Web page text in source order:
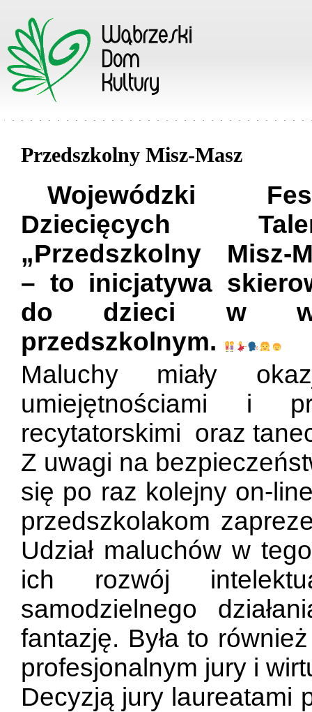
Przedszkolny Misz-Masz
Wojewódzki
Dziecięcych
„Przedszkolny Misz-
– to inicjatywa
do dzieci w
przedszkolnym.
Maluchy miały
umiejętnościami i
recytatorskimi oraz
Z uwagi na
się po raz kolejny on-
przedszkolakom
Udział maluchów w
ich rozwój
samodzielnego
fantazję. Była to
profesjonalnym jury i
Decyzją jury laureatami